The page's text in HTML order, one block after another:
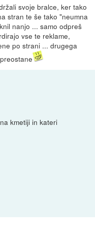
svoje bralce, ker tako
stran te še tako "neumna
nanjo ... samo odpreš
vse te reklame,
po strani ... drugega
kmetiji in kateri